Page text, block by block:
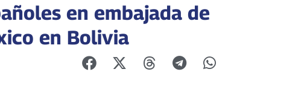
en embajada de
en Bolivia